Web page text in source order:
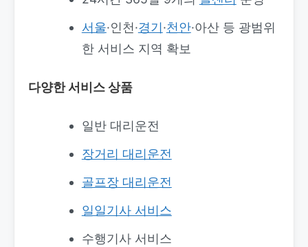
서울·인천·경기·천안·아산 등 광범위
한 서비스 지역 확보
다양한 서비스 상품
일반 대리운전
장거리 대리운전
골프장 대리운전
일일기사 서비스
수행기사 서비스